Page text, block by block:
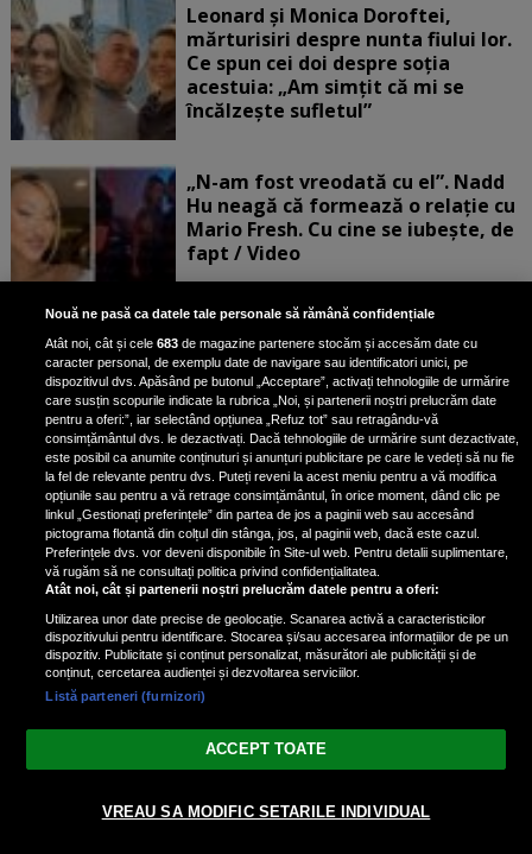
Leonard și Monica Doroftei,
mărturisiri despre nunta fiului lor.
Ce spun cei doi despre soția
acestuia: „Am simțit că mi se
încălzește sufletul”
„N-am fost vreodată cu el”. Nadd
Hu neagă că formează o relație cu
Mario Fresh. Cu cine se iubește, de
fapt / Video
Horoscop luni, 27 ianuarie 2025.
Daniela Simulescu, previziuni
pentru toate zodiile
Daniela Simulescu, astrolog DC...
Cât timp trebuie să fierbem ouăle
pentru a profita la maximum de
beneficiile lor? Doctor Mihail a
oferit o serie de recomandări
EXCLUSIV
Ce a pățit o influenceriță româncă
în Sri Lanka: Condițiile nu sunt
deloc ca pe internet
Ilinca Popescu, o tânără...
Nouă ne pasă ca datele tale personale să rămână confidențiale
Atât noi, cât și cele683 de magazine partenere stocăm și accesăm date cu
caracter personal, de exemplu date de navigare sau identificatori unici, pe
dispozitivul dvs. Apăsând pe butonul „Acceptare”, activați tehnologiile de urmărire
care susțin scopurile indicate la rubrica „Noi, și partenerii noștri prelucrăm date
pentru a oferi:”, iar selectând opțiunea „Refuz tot” sau retragându-vă
consimțământul dvs. le dezactivați. Dacă tehnologiile de urmărire sunt dezactivate,
este posibil ca anumite conținuturi și anunțuri publicitare pe care le vedeți să nu fie
la fel de relevante pentru dvs. Puteți reveni la acest meniu pentru a vă modifica
opțiunile sau pentru a vă retrage consimțământul, în orice moment, dând clic pe
linkul „Gestionați preferințele” din partea de jos a paginii web sau accesând
pictograma flotantă din colțul din stânga, jos, al paginii web, dacă este cazul.
Preferințele dvs. vor deveni disponibile în Site-ul web. Pentru detalii suplimentare,
vă rugăm să ne consultați politica privind confidențialitatea.
Atât noi, cât și partenerii noștri prelucrăm datele pentru a oferi:
Utilizarea unor date precise de geolocație. Scanarea activă a caracteristicilor
dispozitivului pentru identificare. Stocarea și/sau accesarea informațiilor de pe un
dispozitiv. Publicitate și conținut personalizat, măsurători ale publicității și de
conținut, cercetarea audienței și dezvoltarea serviciilor.
Listă parteneri (furnizori)
ACCEPT TOATE
VREAU SA MODIFIC SETARILE INDIVIDUAL